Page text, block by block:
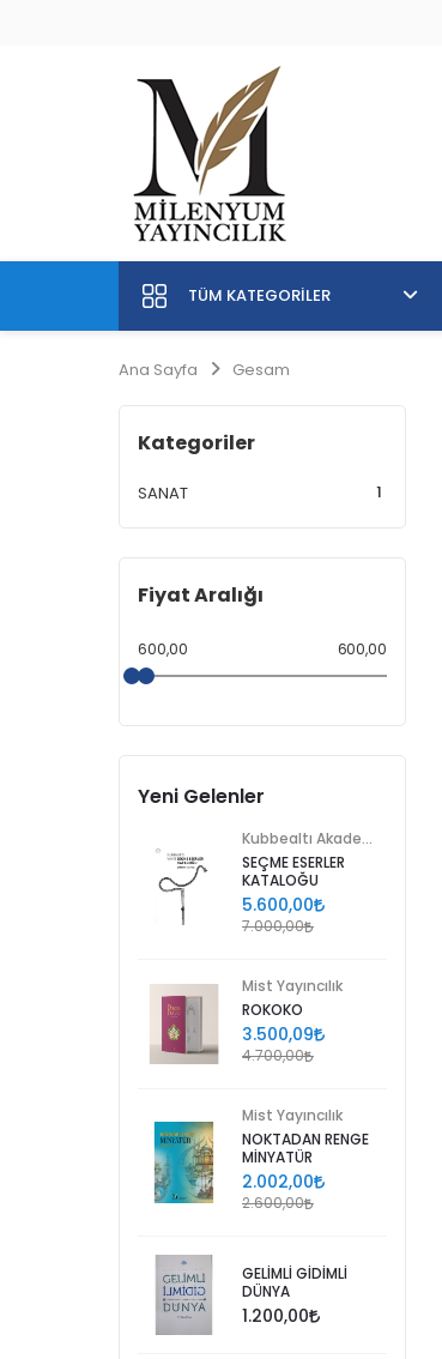
TÜM KATEGORILER
Ana Sayfa Gesam
Kategoriler
SANAT 1
Fiyat Aralığı
600,00 600,00
Yeni Gelenler
SEÇME ESERLER
KATALOĞU
5.600,00
7.000,00
Mist Yayıncılık
ROKOKO
3.500,09
4.700,00
Mist Yayıncılık
NOKTADAN RENGE
MİNYATÜR
2.002,00
2.600,00
GELİMLİ GİDİMLİ
DÜNYA
1.200,00